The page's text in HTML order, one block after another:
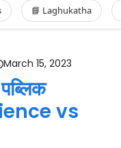
📘 Laghukatha
March 15, 2023
vs